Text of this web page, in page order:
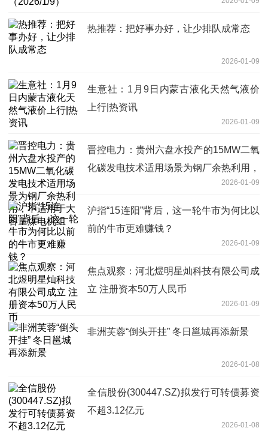
热推荐：把好事办好，让少排队成常态
2026-01-09
生意社：1月9日内蒙古液化天然气液价
上行|热资讯
2026-01-09
晋控电力：贵州六盘水投产的15MW二氧
化碳发电技术适用场景为钢厂余热利用，
2026-01-09
沪指“15连阳”背后，这一轮牛市为何比以
前的牛市更难赚钱？
2026-01-09
焦点观察：河北煜明星灿科技有限公司成
立 注册资本50万人民币
2026-01-09
非洲芙蓉“倒头开挂” 冬日邕城再添新景
2026-01-08
全信股份(300447.SZ)拟发行可转债募资
不超3.12亿元
2026-01-08